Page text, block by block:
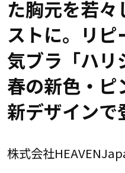
た胸元を若
ストに。リ
気ブラ「ハ
春の新色・ピ
新デザインで
株式会社